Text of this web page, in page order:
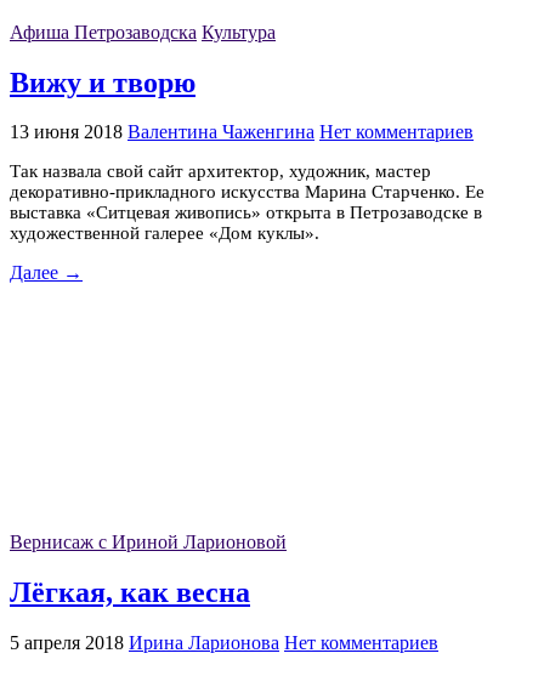
Афиша Петрозаводска Культура
Вижу и творю
13 июня 2018 Валентина Чаженгина Нет комментариев
Так назвала свой сайт архитектор, художник, мастер
декоративно-прикладного искусства Марина Старченко. Ее
выставка «Ситцевая живопись» открыта в Петрозаводске в
художественной галерее «Дом куклы».
Далее →
Вернисаж с Ириной Ларионовой
Лёгкая, как весна
5 апреля 2018 Ирина Ларионова Нет комментариев